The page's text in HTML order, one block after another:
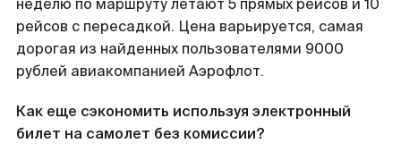
неделю по маршруту летают 5 прямых рейсов и 10
рейсов с пересадкой. Цена варьируется, самая
дорогая из найденных пользователями 9000
рублей авиакомпанией Аэрофлот.
Как еще сэкономить используя электронный
билет на самолет без комиссии?